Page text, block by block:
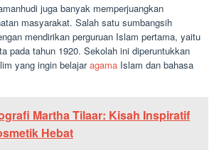
juga banyak memperjuangkan
masyarakat. Salah satu sumbangsih
mendirikan perguruan Islam pertama, yaitu
pada tahun 1920. Sekolah ini diperuntukkan
yang ingin belajaragama Islam dan bahasa
Martha Tilaar: Kisah Inspiratif
Hebat